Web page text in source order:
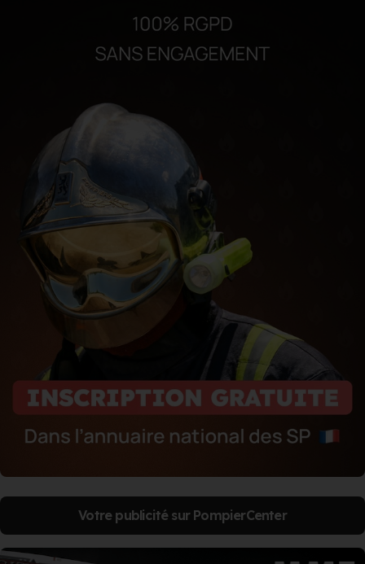
Votre publicité sur PompierCenter